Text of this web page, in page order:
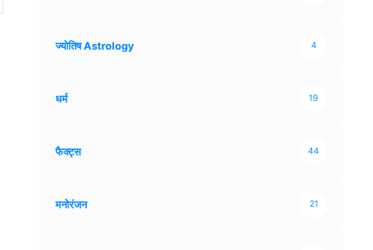
ज्योतिष Astrology 4
धर्म 19
फैक्ट्स 44
मनोरंजन 21